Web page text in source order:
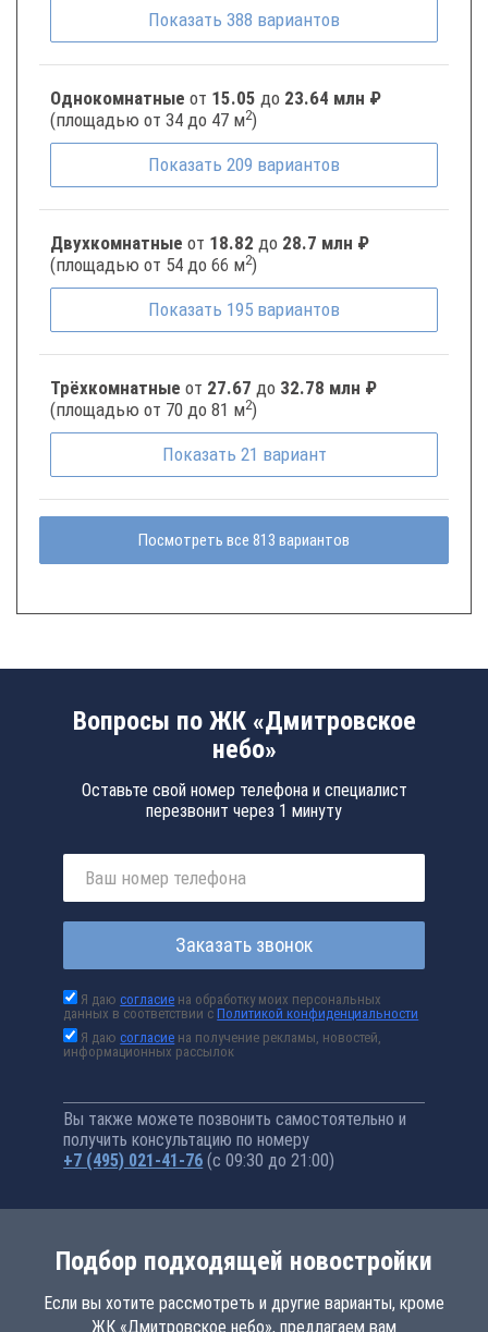
Показать 388 вариантов
Однокомнатные от 15.05 до 23.64 млн ₽
(площадью от 34 до 47 м2)
Показать 209 вариантов
Двухкомнатные от 18.82 до 28.7 млн ₽
(площадью от 54 до 66 м2)
Показать 195 вариантов
Трёхкомнатные от 27.67 до 32.78 млн ₽
(площадью от 70 до 81 м2)
Показать 21 вариант
Посмотреть все 813 вариантов
Вопросы по ЖК «Дмитровское
небо»
Оставьте свой номер телефона и специалист
перезвонит через 1 минуту
Заказать звонок
Я даюсогласие на обработку моих персональных
данных в соответствии сПолитикой конфиденциальности
Я даюсогласие на получение рекламы, новостей,
информационных рассылок
Вы также можете позвонить самостоятельно и
получить консультацию по номеру
+7 (495) 021-41-76 (с 09:30 до 21:00)
Подбор подходящей новостройки
Если вы хотите рассмотреть и другие варианты, кроме
ЖК «Дмитровское небо», предлагаем вам